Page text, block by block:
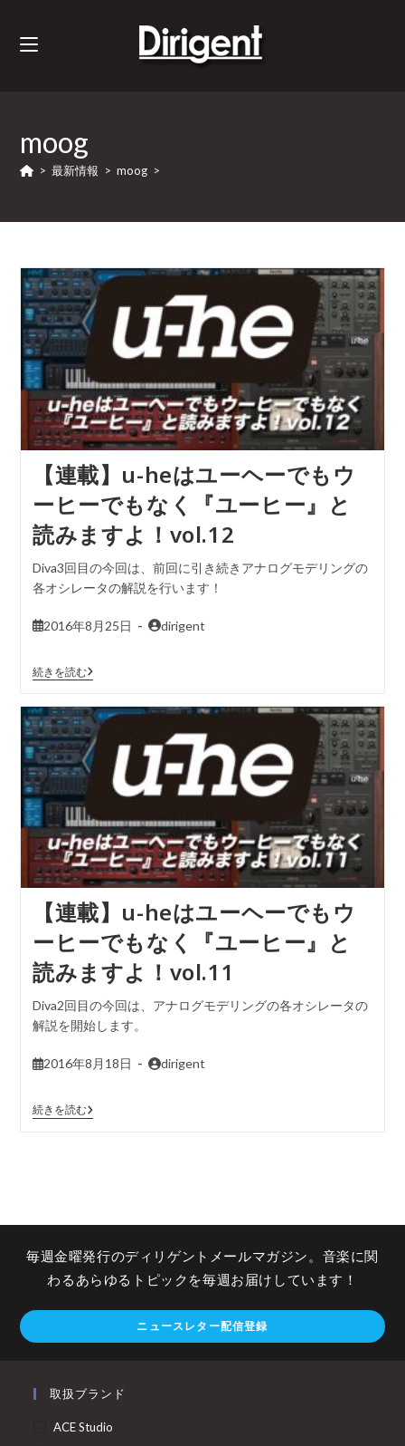
moog
> 最新情報 > moog >
【連載】u-heはユーヘーでもウ
ーヒーでもなく『ユーヒー』と
読みますよ！vol.12
Diva3回目の今回は、前回に引き続きアナログモデリングの
各オシレータの解説を行います！
2016年8月25日 dirigent
続きを読む
【連載】u-heはユーヘーでもウ
ーヒーでもなく『ユーヒー』と
読みますよ！vol.11
Diva2回目の今回は、アナログモデリングの各オシレータの
解説を開始します。
2016年8月18日 dirigent
続きを読む
毎週金曜発行のディリゲントメールマガジン。音楽に関
わるあらゆるトピックを毎週お届けしています！
ニュースレター配信登録
取扱ブランド
ACE Studio